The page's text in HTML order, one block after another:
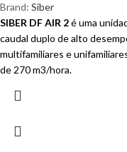
Brand: Siber
SIBER DF AIR 2é uma
caudal duplo de alto
multifamiliares e
de 270 m3/hora.